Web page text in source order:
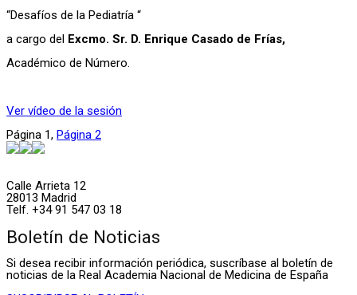
“Desafíos de la Pediatría “
a cargo del Excmo. Sr. D. Enrique Casado de Frías,
Académico de Número.
Ver vídeo de la sesión
Página 1, Página 2
Calle Arrieta 12
28013 Madrid
Telf. +34 91 547 03 18
Boletín de Noticias
Si desea recibir información periódica, suscríbase al boletín de
noticias de la Real Academia Nacional de Medicina de España